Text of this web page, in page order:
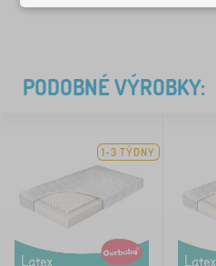
PODOBNÉ VÝROBKY:
1-3 TÝDNY